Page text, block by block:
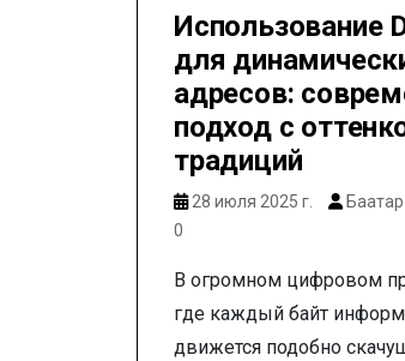
Использование
для
адресов:
подход с
традиций
28 июля 2025 г.
0
В огромном цифровом
где каждый байт
движется подобно